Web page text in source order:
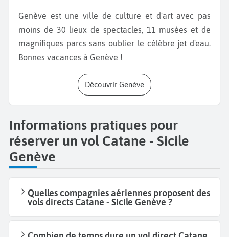
Genève est une ville de culture et d'art avec pas
moins de 30 lieux de spectacles, 11 musées et de
magnifiques parcs sans oublier le célèbre jet d'eau.
Bonnes vacances à Genève !
Découvrir Genève
Informations pratiques pour
réserver un vol Catane - Sicile
Genève
Quelles compagnies aériennes proposent des
vols directs Catane - Sicile Genève ?